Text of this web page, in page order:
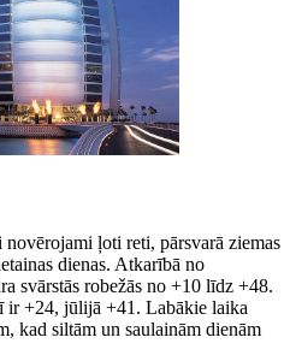
ļoti reti, pārsvarā ziemas
dienas. Atkarībā no
svārstās robežās no +10 līdz +48.
ir +24, jūlijā +41. Labākie laika
kad siltām un saulainām dienām